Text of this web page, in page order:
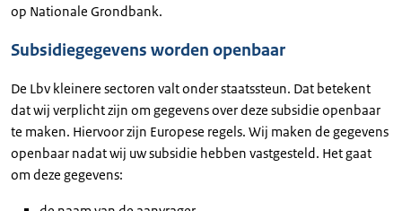
op Nationale Grondbank.
Subsidiegegevens worden openbaar
De Lbv kleinere sectoren valt onder staatssteun. Dat betekent
dat wij verplicht zijn om gegevens over deze subsidie openbaar
te maken. Hiervoor zijn Europese regels. Wij maken de gegevens
openbaar nadat wij uw subsidie hebben vastgesteld. Het gaat
om deze gegevens: